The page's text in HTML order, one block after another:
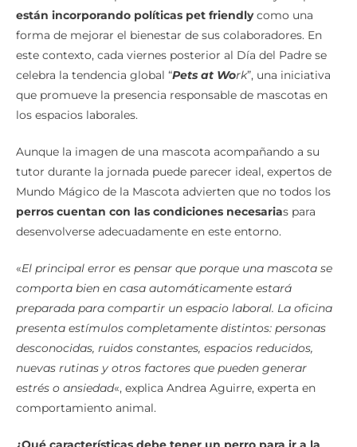
Cada vez más empresas alrededor del mundo y del país
están incorporando políticas pet friendlycomo una
forma de mejorar el bienestar de sus colaboradores. En
este contexto, cada viernes posterior al Día del Padre se
celebra la tendencia global “Pets at Work”, una iniciativa
que promueve la presencia responsable de mascotas en
Aunque la imagen de una mascota acompañando a su
tutor durante la jornada puede parecer ideal, expertos de
Mundo Mágico de la Mascota advierten que no todos los
perros cuentan con las condiciones necesaria
«El principal error es pensar que porque una mascota se
comporta bien en casa automáticamente estará
preparada para compartir un espacio laboral. La oficina
presenta estímulos completamente distintos: personas
desconocidas, ruidos constantes, espacios reducidos,
nuevas rutinas y otros factores que pueden generar
estrés o ansiedad «, explica Andrea Aguirre, experta en